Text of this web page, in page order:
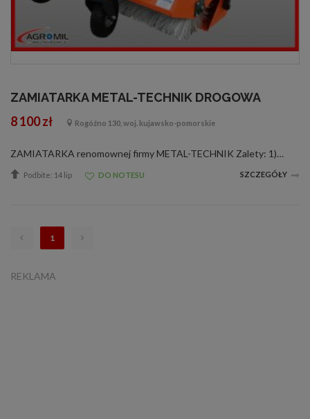
ZAMIATARKA METAL-TECHNIK DROGOWA
8 100 zł Rogóźno 130, woj. kujawsko-pomorskie
ZAMIATARKA renomownej firmy METAL-TECHNIK Zalety: 1) Różne szerokości zamiatania 2) Możliwość doposażenia zamiatarki w zraszacz-pojemnik na wodę. 3) Zwarta sztywna budowa. 4) W standardzie otrzymujecie Państwo mocowanie na trójpunkt , szufel...
Podbite: 14 lip DO NOTESU SZCZEGÓŁY
1
REKLAMA